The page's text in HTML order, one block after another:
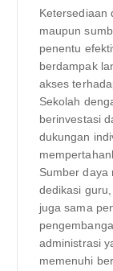
Ketersediaan
maupun
penentu
berdampak
akses
Sekolah
berinvestasi
dukungan
Sumber daya
dedikasi
juga sama
administrasi
memenuhi